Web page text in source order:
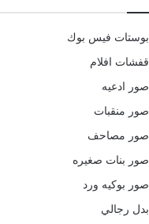
بوستات فيس بوك
قفشات افلام
صور ادعيه
صور منقبات
صور مصاحف
صور بنات صغيره
صور بوكيه ورد
بدل رجالي